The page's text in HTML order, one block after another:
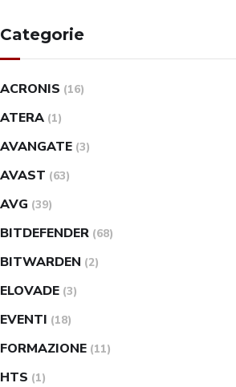
Categorie
ACRONIS (16)
ATERA (1)
AVANGATE (3)
AVAST (63)
AVG (39)
BITDEFENDER (68)
BITWARDEN (2)
ELOVADE (3)
EVENTI (18)
FORMAZIONE (11)
HTS (1)